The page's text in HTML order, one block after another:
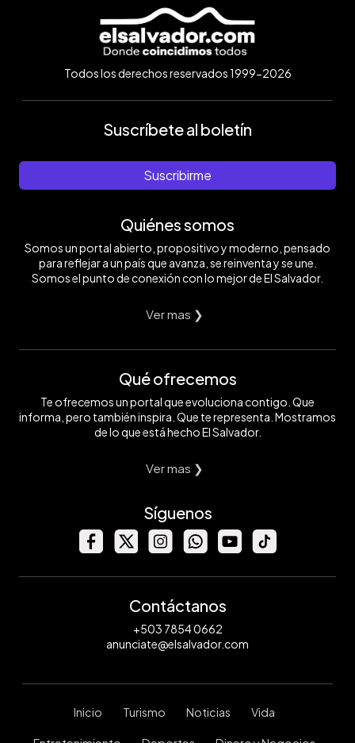
Todos los derechos reservados 1999-2026
Suscríbete al boletín
Suscribirme
Quiénes somos
Somos un portal abierto, propositivo y moderno, pensado
para reflejar a un país que avanza, se reinventa y se une.
Somos el punto de conexión con lo mejor de El Salvador.
Ver mas ❯
Qué ofrecemos
Te ofrecemos un portal que evoluciona contigo. Que
informa, pero también inspira. Que te representa. Mostramos
de lo que está hecho El Salvador.
Ver mas ❯
Síguenos
Contáctanos
+503 7854 0662
anunciate@elsalvador.com
Inicio Turismo Noticias Vida